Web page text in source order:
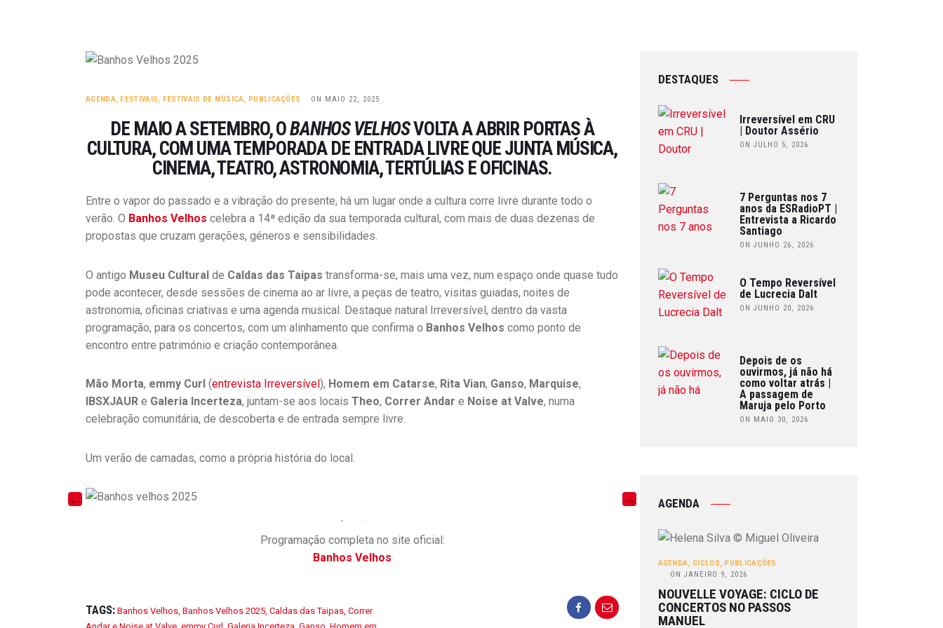
AGENDA, FESTIVAIS, FESTIVAIS DE MÚSICA, PUBLICAÇÕES ON MAIO 22, 2025
DE MAIO A SETEMBRO, OBANHOS VELHOSVOLTA A ABRIR PORTAS À
CULTURA, COM UMA TEMPORADA DE ENTRADA LIVRE QUE JUNTA MÚSICA,
CINEMA, TEATRO, ASTRONOMIA, TERTÚLIAS E OFICINAS.
Entre o vapor do passado e a vibração do presente, há um lugar onde a cultura corre livre durante todo o
verão. O Banhos Velhos celebra a 14ª edição da sua temporada cultural, com mais de duas dezenas de
propostas que cruzam gerações, géneros e sensibilidades.
O antigo Museu Cultural de Caldas das Taipas transforma-se, mais uma vez, num espaço onde quase tudo
pode acontecer, desde sessões de cinema ao ar livre, a peças de teatro, visitas guiadas, noites de
astronomia, oficinas criativas e uma agenda musical. Destaque natural Irreversível, dentro da vasta
programação, para os concertos, com um alinhamento que confirma o Banhos Velhos como ponto de
encontro entre património e criação contemporânea.
Mão Morta, emmy Curl (entrevista Irreversível), Homem em Catarse, Rita Vian, Ganso, Marquise,
IBSXJAUR e Galeria Incerteza, juntam-se aos locais Theo, Correr Andar e Noise at Valve, numa
celebração comunitária, de descoberta e de entrada sempre livre.
Um verão de camadas, como a própria história do local.
Programação completa no site oficial:
Banhos Velhos
TAGS: Banhos Velhos Banhos Velhos 2025 Caldas das Taipas Correr
DESTAQUES
Irreversível em CRU
| Doutor Assério
ON JULHO 5, 2026
7 Perguntas nos 7
anos da ESRadioPT |
Entrevista a Ricardo
Santiago
ON JUNHO 26, 2026
O Tempo Reversível
de Lucrecia Dalt
ON JUNHO 20, 2026
Depois de os
ouvirmos, já não há
como voltar atrás |
A passagem de
Maruja pelo Porto
ON MAIO 30, 2026
AGENDA
AGENDA, CICLOS, PUBLICAÇÕES
ON JANEIRO 9, 2026
NOUVELLE VOYAGE: CICLO DE
CONCERTOS NO PASSOS
MANUEL